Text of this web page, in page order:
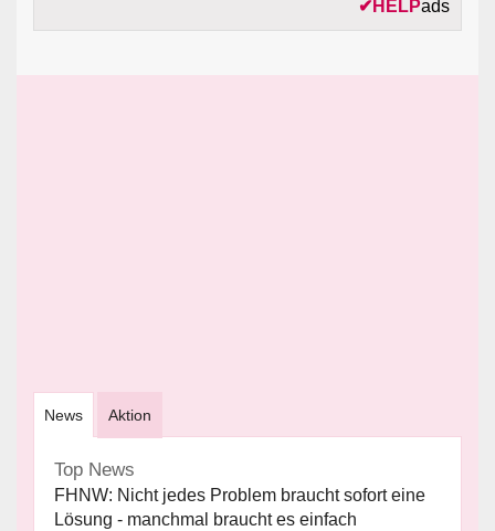
✔ HELPads
News Aktion
Top News
FHNW: Nicht jedes Problem braucht sofort eine
Lösung - manchmal braucht es einfach